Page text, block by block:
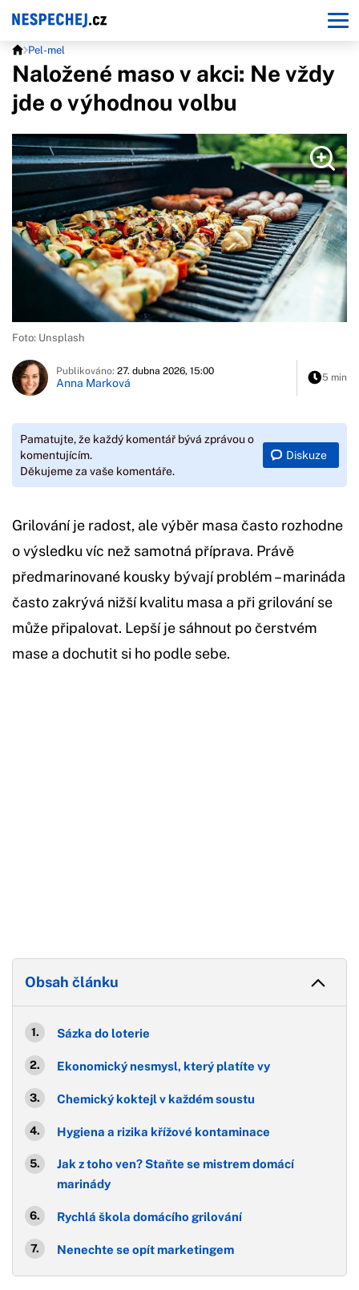
Pel-mel
Naložené maso v akci: Ne vždy
jde o výhodnou volbu
Foto: Unsplash
Publikováno: 27. dubna 2026, 15:00
Anna Marková 5 min
Pamatujte, že každý komentář bývá zprávou o
komentujícím.
Děkujeme za vaše komentáře.
Diskuze
Grilování je radost, ale výběr masa často rozhodne
o výsledku víc než samotná příprava. Právě
předmarinované kousky bývají problém – marináda
často zakrývá nižší kvalitu masa a při grilování se
může připalovat. Lepší je sáhnout po čerstvém
mase a dochutit si ho podle sebe.
Obsah článku
Sázka do loterie
Ekonomický nesmysl, který platíte vy
Chemický koktejl v každém soustu
Hygiena a rizika křížové kontaminace
Jak z toho ven? Staňte se mistrem domácí
marinády
Rychlá škola domácího grilování
Nenechte se opít marketingem